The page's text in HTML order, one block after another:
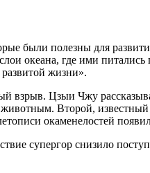
были полезны для
океана, где ими
жизни».
взрыв. Цзыи Чжу
Второй, известный
окаменелостей
супергор снизило